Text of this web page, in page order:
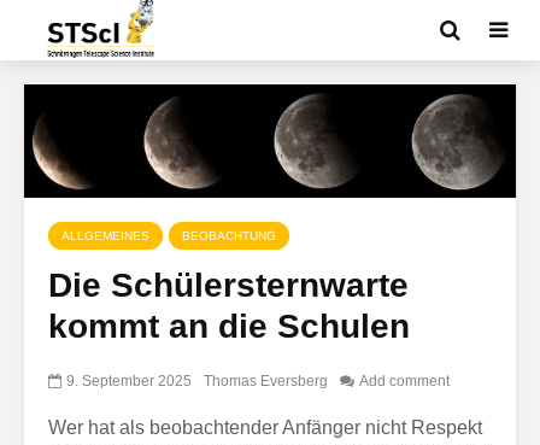
ALLGEMEINES BEOBACHTUNG
Die Schülersternwarte
kommt an die Schulen
9. September 2025 Thomas Eversberg Add comment
Wer hat als beobachtender Anfänger nicht Respekt